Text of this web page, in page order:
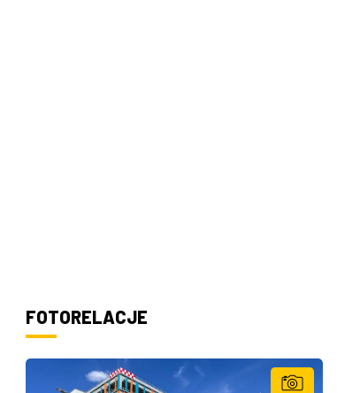
FOTORELACJE